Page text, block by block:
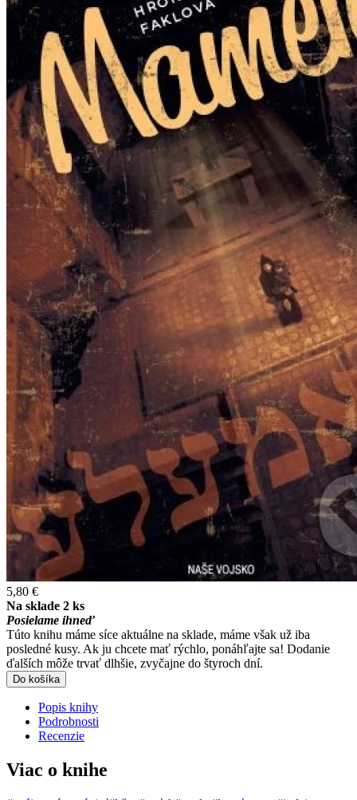
5,80 €
Na sklade 2 ks
Posielame ihneď
Túto knihu máme síce aktuálne na sklade, máme však už iba
posledné kusy. Ak ju chcete mať rýchlo, ponáhľajte sa! Dodanie
ďalších môže trvať dlhšie, zvyčajne do štyroch dní.
Do košíka
Popis knihy
Podrobnosti
Recenzie
Viac o knihe